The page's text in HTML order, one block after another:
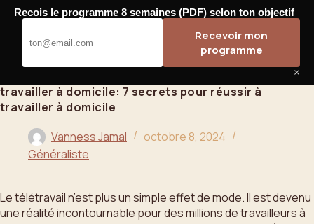
Passer
contenu
Bahoo
travailler à domicile: 7 secrets pour réussir à
travailler à domicile
Vanness Jamal
octobre 8, 2024
Généraliste
Le télétravail n’est plus un simple effet de mode. Il est devenu
une réalité incontournable pour des millions de travailleurs à
Recois le programme 8 semaines (PDF) selon ton objectif
Recevoir mon
programme
×